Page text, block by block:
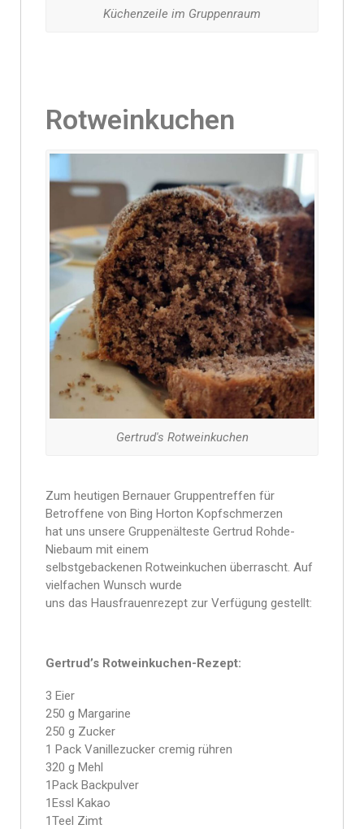
Küchenzeile im Gruppenraum
Rotweinkuchen
Gertrud's Rotweinkuchen
Zum heutigen Bernauer Gruppentreffen für
Betroffene von Bing Horton Kopfschmerzen
hat uns unsere Gruppenälteste Gertrud Rohde-
Niebaum mit einem
selbstgebackenen Rotweinkuchen überrascht. Auf
vielfachen Wunsch wurde
uns das Hausfrauenrezept zur Verfügung gestellt:
Gertrud’s Rotweinkuchen-Rezept:
3 Eier
250 g Margarine
250 g Zucker
1 Pack Vanillezucker cremig rühren
320 g Mehl
1Pack Backpulver
1Essl Kakao
1Teel Zimt